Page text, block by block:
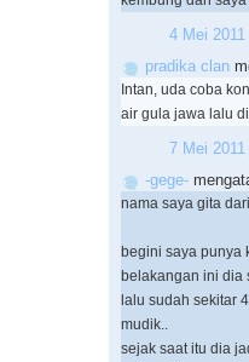
4 Mei
pradika clan
Intan, uda coba
air gula jawa lalu
7 Mei
-gege-
nama saya gita dari
begini saya punya
belakangan ini dia
lalu sudah sekitar
mudik..
sejak saat itu dia